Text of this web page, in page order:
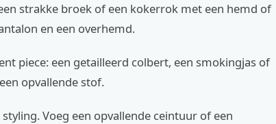
strakke broek of een kokerrok met een hemd of
en een overhemd.
piece: een getailleerd colbert, een smokingjas of
opvallende stof.
Voeg een opvallende ceintuur of een